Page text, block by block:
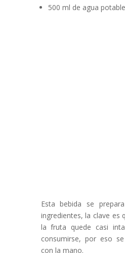
500 ml de agua potable
Esta bebida se
ingredientes, la clave es
la fruta quede casi
consumirse, por eso
con la mano.